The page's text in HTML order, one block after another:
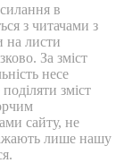
в
з читачами з
на листи
За зміст
несе
зміст
сайту, не
лише нашу